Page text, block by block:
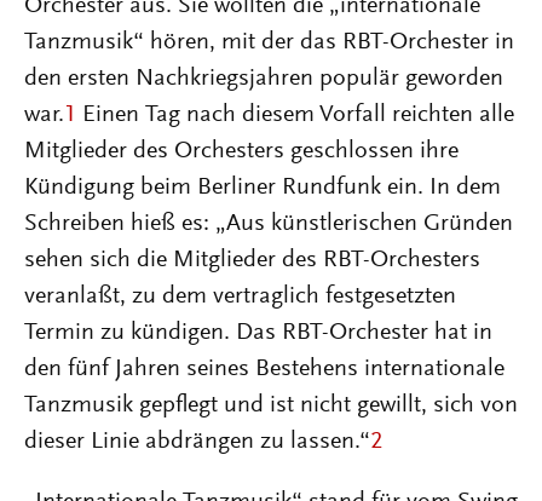
Orchester aus. Sie wollten die „internationale
Tanzmusik“ hören, mit der das RBT-Orchester in
den ersten Nachkriegsjahren populär geworden
war. 1 Einen Tag nach diesem Vorfall reichten alle
Mitglieder des Orchesters geschlossen ihre
Kündigung beim Berliner Rundfunk ein. In dem
Schreiben hieß es: „Aus künstlerischen Gründen
sehen sich die Mitglieder des RBT-Orchesters
veranlaßt, zu dem vertraglich festgesetzten
Termin zu kündigen. Das RBT-Orchester hat in
den fünf Jahren seines Bestehens internationale
Tanzmusik gepflegt und ist nicht gewillt, sich von
dieser Linie abdrängen zu lassen.“2